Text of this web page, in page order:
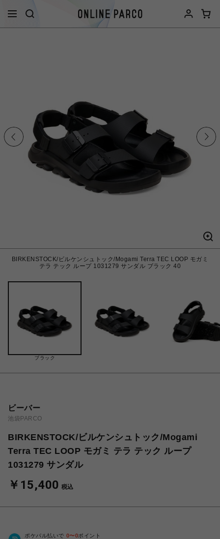
BIRKENSTOCK/ビルケンシュトック/Mogami Terra TEC LOOP モガミ
テラ テック ループ 1031279 サンダル ブラック 40
ブラック
ビーバー
池袋PARCO
BIRKENSTOCK/ビルケンシュトック/Mogami
Terra TEC LOOP モガミ テラ テック ループ
1031279 サンダル
￥15,400 税込
ポケパル払いで 0〜0ポイント